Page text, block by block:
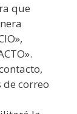
que
de correo